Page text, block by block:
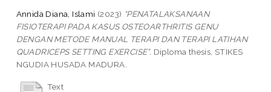
Annida Diana, Islami (2023) “PENATALAKSANAAN
FISIOTERAPI PADA KASUS OSTEOARTHRITIS GENU
DENGAN METODE MANUAL TERAPI DAN TERAPI LATIHAN
QUADRICEPS SETTING EXERCISE”. Diploma thesis, STIKES
NGUDIA HUSADA MADURA.
Text